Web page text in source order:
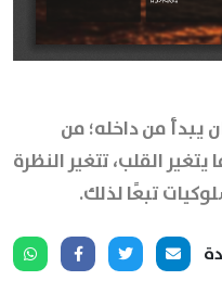
يبدأ من داخله؛ من
القلب، تتغير النظرة
تبعًا لذلك.